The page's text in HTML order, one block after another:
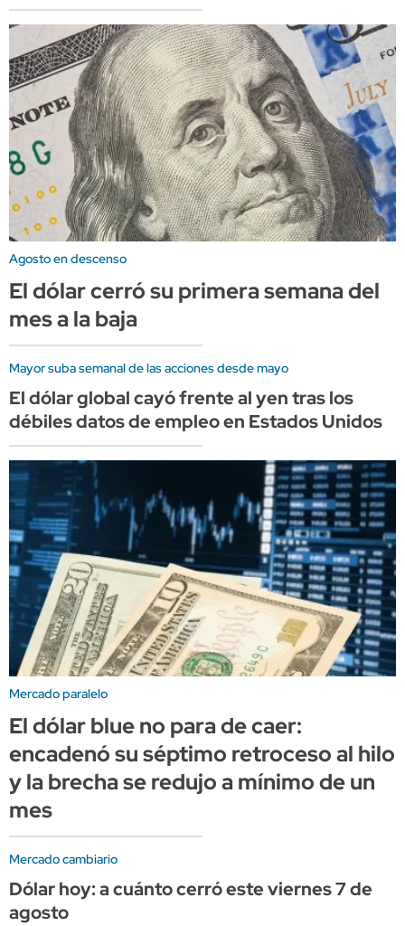
Agosto en descenso
El dólar cerró su primera semana del
mes a la baja
Mayor suba semanal de las acciones desde mayo
El dólar global cayó frente al yen tras los
débiles datos de empleo en Estados Unidos
Mercado paralelo
El dólar blue no para de caer:
encadenó su séptimo retroceso al hilo
y la brecha se redujo a mínimo de un
mes
Mercado cambiario
Dólar hoy: a cuánto cerró este viernes 7 de
agosto